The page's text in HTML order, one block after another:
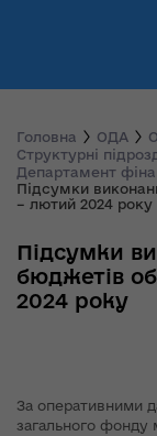
Головна ОДА
Структурні
Департамент
Підсумки
– лютий 2024 року
Підсумки
бюджетів
2024 року
За оперативними
загального фонду